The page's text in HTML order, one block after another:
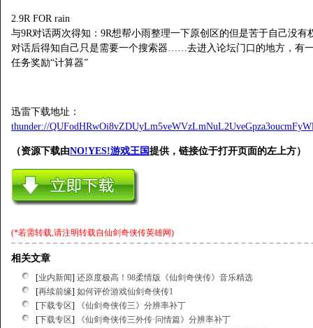
2.9R FOR rain
与9R对话两次得知：9R想帮小雨整理一下原创区的但是苦于自己没有
对话后得知自己只是需要一个搜索器……去进入论坛门口的地方，有
任务奖励“计算器”
迅雷下载地址：
thunder://
（资源下载由NO!YES!游戏王国提供，链接位于打开页面的左上方）
(*若需转载,请注明转载自仙剑奇侠传英雄网)
相关文章
[业内新闻] 还原度极高！98柔情版《仙剑奇侠传》音乐精选
[再续前缘] 如何评价游戏仙剑奇侠传1
[下载专区]
《仙剑奇侠传三》分辨率补丁
[下载专区]
《仙剑奇侠传三外传·问情篇》分辨率补丁